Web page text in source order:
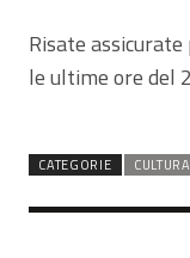
Risate
le ultime ore del
CATEGORIE CULTURA